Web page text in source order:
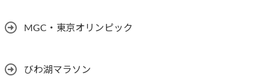
MGC・東京オリンピック
びわ湖マラソン